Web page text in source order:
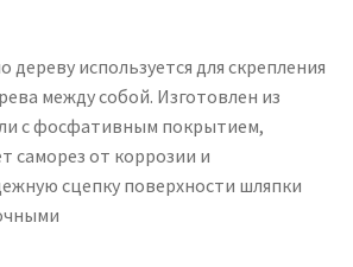
дереву используется для скрепления
между собой. Изготовлен из
с фосфативным покрытием,
саморез от коррозии и
сцепку поверхности шляпки